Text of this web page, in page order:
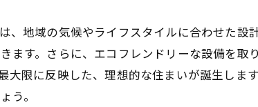
には
ためのステップバイステップガイド
地域の気候やライフスタイルに合わせた設
す。さらに、エコフレンドリーな設備を取
限に反映した、理想的な住まいが誕生しま
う。